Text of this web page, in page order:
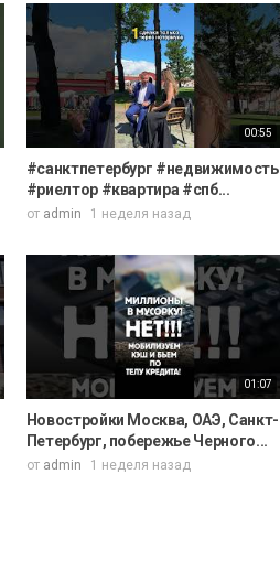
00:55
#санктпетербург #недвижимость
#риелтор #квартира #спб...
от admin 1 неделя назад
01:07
Новостройки Москва, ОАЭ, Санкт-
Петербург, побережье Черного...
от admin 1 неделя назад